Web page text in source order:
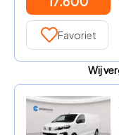
Favoriet
Wij